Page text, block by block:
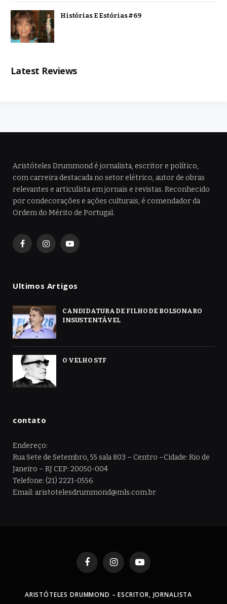
Histórias E Estórias #69
Latest Reviews
Aristóteles Drummond é jornalista, escritor e político,
com carreira destacada no setor elétrico, autor de obras
relevantes e articulista em jornais e revistas. Reconhecido
por condecorações e ações culturais, é comendador da
Ordem do Mérito de Portugal.
FacebookInstagramYouTube
Ultimos Artigos
CANDIDATURA DE FILHO DE BOLSONARO
INSUSTENTÁVEL
O VELHO STF
contato
Endereço:
Rua Sete de Setembro, 55 sala 803 – Centro –Cidade: Rio de
Janeiro – RJ CEP: 20050-004
Telefone: (21) 2221-0556
Email: aristotelesdrummond@mls.com.br
FacebookInstagramYouTube
ARISTÓTELES DRUMMOND – ESCRITOR, JORNALISTA